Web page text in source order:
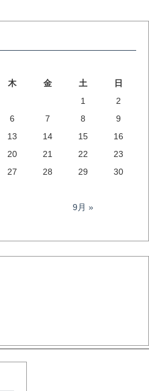
木 金 土
日
1
2
6 7 8
9
13 14 15
16
20 21 22
23
27 28 29
30
9月 »